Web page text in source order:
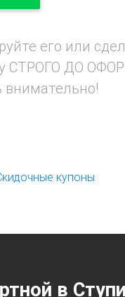
его или
СТРОГО ДО
внимательно!
купоны
в